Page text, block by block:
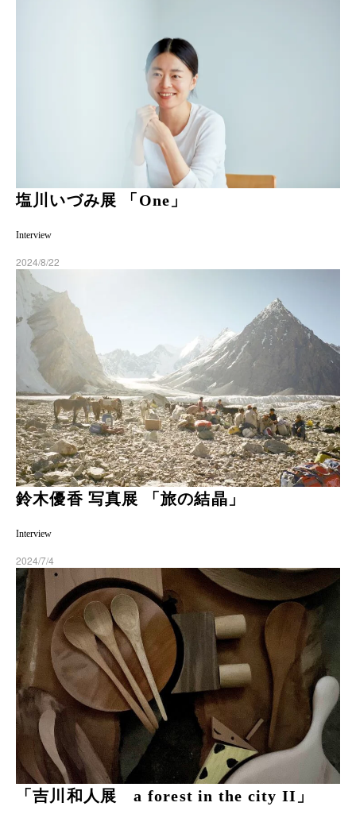
塩川いづみ展 「One」
Interview
2024/8/22
鈴木優香 写真展 「旅の結晶」
Interview
2024/7/4
「吉川和人展 a forest in the city II」